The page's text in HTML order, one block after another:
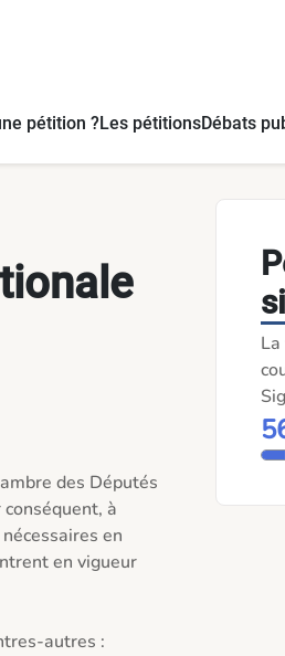
pétition ?Les pétitionsDébats
des Députés
à
en
en vigueur
autres :